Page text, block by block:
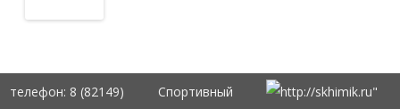
телефон: 8 (82149)
Спортивный